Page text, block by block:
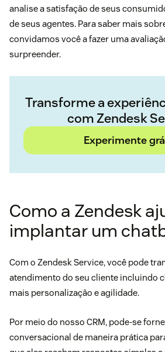
analise a satisfação de seus
de seus agentes. Para saber mais
convidamos você afazer uma
surpreender.
Transforme a
com Zendesk
Experimente
Como a Zendesk
implantar um
Com o Zendesk Service, você pode
atendimento do seu cliente incluindo
mais personalização e agilidade.
Por meio do nosso CRM, pode-se
conversacional de maneira prática